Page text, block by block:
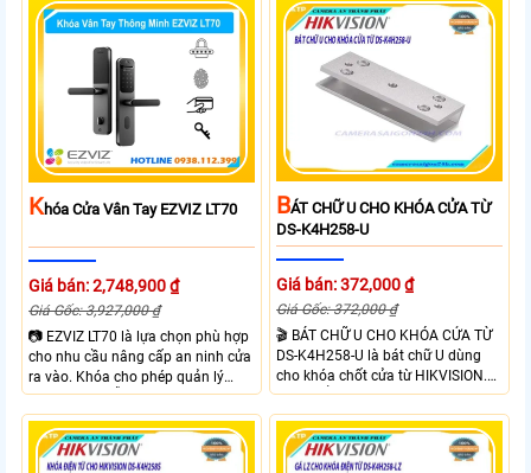
hơn. Với Khóa Cửa An Ninh EZVIZ
DL05 bạn sẽ sở hữu khóa cửa với 6
hình thức mở khóa và nhiều chức
năng an ninh như Cảnh báo phá
hoại và kiểm soát ra vào từ xa
ngay trên điện thoại
vân tay, mật khẩu, thẻ từ và điều
khiển từ xa qua app. Ezviz
DL50FVS hỗ trợ quản lý người
dùng cảnh báo an ninh và kiểm tra
trạng thái khóa giúp kiểm soát ra
vào từ xa qua app EZVIZ
KHóa Cửa Vân Tay EZVIZ LT70
Giá bán: 2,748,900 ₫
Giá Gốc: 3,927,000 ₫
📷 EZVIZ LT70 là lựa chọn phù hợp
cho nhu cầu nâng cấp an ninh cửa
ra vào. Khóa cho phép quản lý
người dùng dễ dàng theo dõi trạng
thái hoạt động và hỗ trợ cảnh báo
thông minh qua điện thoại. Khóa
cửa mang lại sự tiện lợi nhờ sự linh
BÁT CHỮ U CHO KHÓA CỬA TỪ
DS-K4H258-U
Giá bán: 372,000 ₫
Giá Gốc: 372,000 ₫
🎬 BÁT CHỮ U CHO KHÓA CỬA TỪ
DS-K4H258-U là bát chữ U dùng
cho khóa chốt cửa từ HIKVISION.
Sản phẩm được thiết kế chắc chắn,
dùng cho khóa Hikvision SH-
K5H258S/D. BÁT CHỮ U CHO
KHÓA CỬA TỪ DS-K4H258-U phù